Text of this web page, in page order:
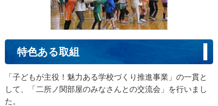
特色ある取組
「子どもが主役！魅力ある学校づくり推進事業」の一貫と
して、「二所ノ関部屋のみなさんとの交流会」を行いまし
た。